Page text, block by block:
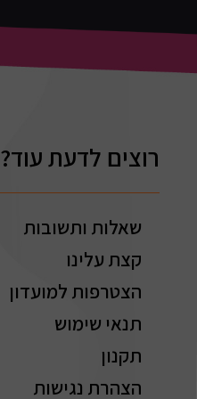
רוצים לדעת עוד?
שאלות ותשובות
קצת עלינו
הצטרפות למועדון
תנאי שימוש
תקנון
הצהרת נגישות